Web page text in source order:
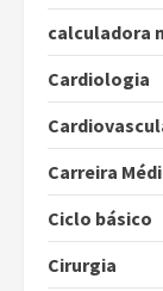
calculadora
Cardiologia
Carreira
Ciclo básico
Cirurgia